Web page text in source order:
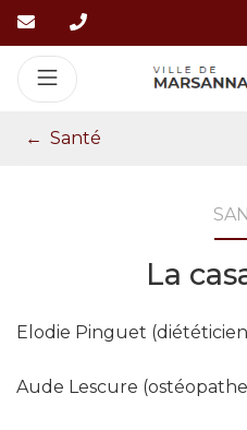
Aller
au
contenu
Santé
La
Elodie Pinguet
Aude Lescure